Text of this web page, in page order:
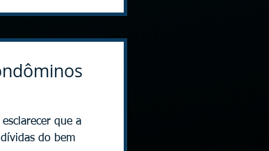
que a
do bem